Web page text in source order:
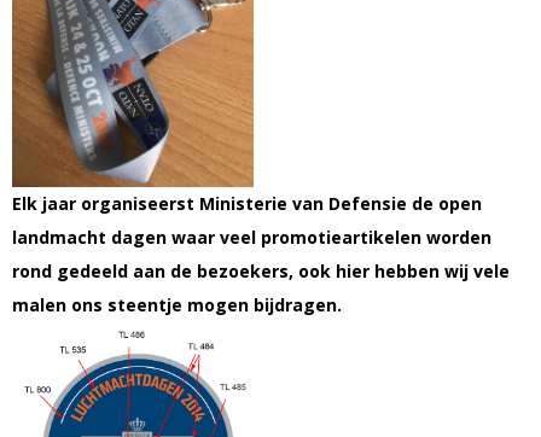
Elk jaar organiseerst Ministerie van Defensie de open
landmacht dagen waar veel promotieartikelen worden
rond gedeeld aan de bezoekers, ook hier hebben wij vele
malen ons steentje mogen bijdragen.